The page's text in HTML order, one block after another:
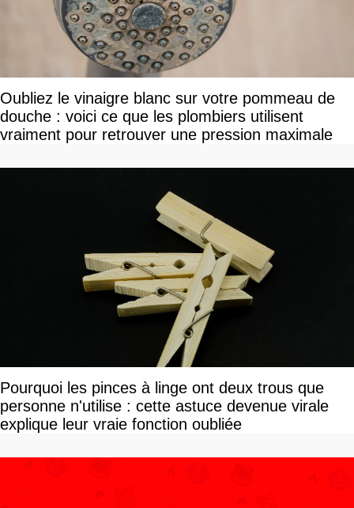
Oubliez le vinaigre blanc sur votre pommeau de
douche : voici ce que les plombiers utilisent
vraiment pour retrouver une pression maximale
Pourquoi les pinces à linge ont deux trous que
personne n'utilise : cette astuce devenue virale
explique leur vraie fonction oubliée